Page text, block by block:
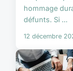
hommage
défunts. Si ...
12 décembre